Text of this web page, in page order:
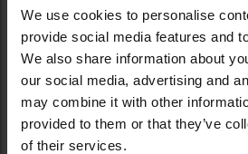
We use cookies to personalise
provide social media features and
We also share information about
our social media, advertising and
may combine it with other
provided to them or that they’ve
of their services.
modelowi Silver Shadow, który
uczestników London
wyznaczała kierunki w
obuwia terenowo-miejskiego,
technologie takie jak AirBall
ultralekką konstrukcję V-LITE.
momentem w historii firmy był